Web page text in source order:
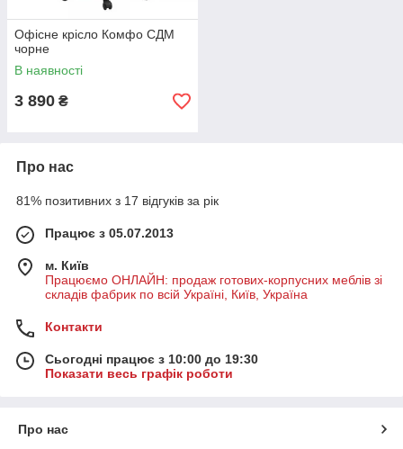
Офісне крісло Комфо СДМ
чорне
В наявності
3 890 ₴
Про нас
81% позитивних з 17 відгуків за рік
Працює з 05.07.2013
м. Київ
Працюємо ОНЛАЙН: продаж готових-корпусних меблів зі
складів фабрик по всій Україні, Київ, Україна
Контакти
Сьогодні працює з 10:00 до 19:30
Показати весь графік роботи
Про нас